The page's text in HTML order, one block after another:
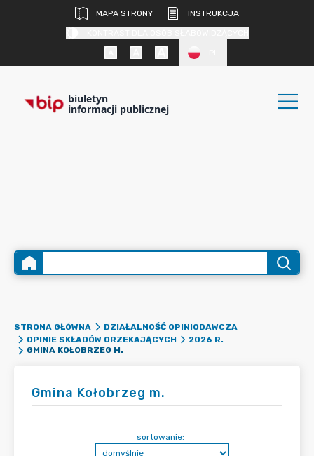
MAPA STRONY
INSTRUKCJA
biuletyn
informacji publicznej
STRONA GŁÓWNA
DZIAŁALNOŚĆ OPINIODAWCZA
OPINIE SKŁADÓW ORZEKAJĄCYCH
2026 R.
GMINA KOŁOBRZEG M.
Gmina Kołobrzeg m.
sortowanie: